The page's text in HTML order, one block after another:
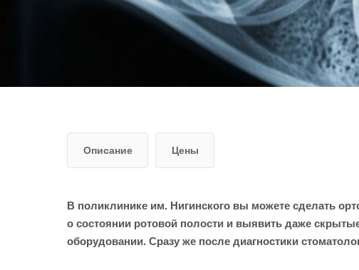
Описание Цены
В поликлинике им. Нигинского вы можете сделать
о состоянии ротовой полости и выявить даже
оборудовании. Сразу же после диагностики